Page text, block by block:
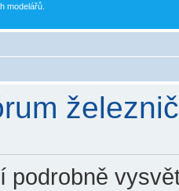
modelářů.
podrobně